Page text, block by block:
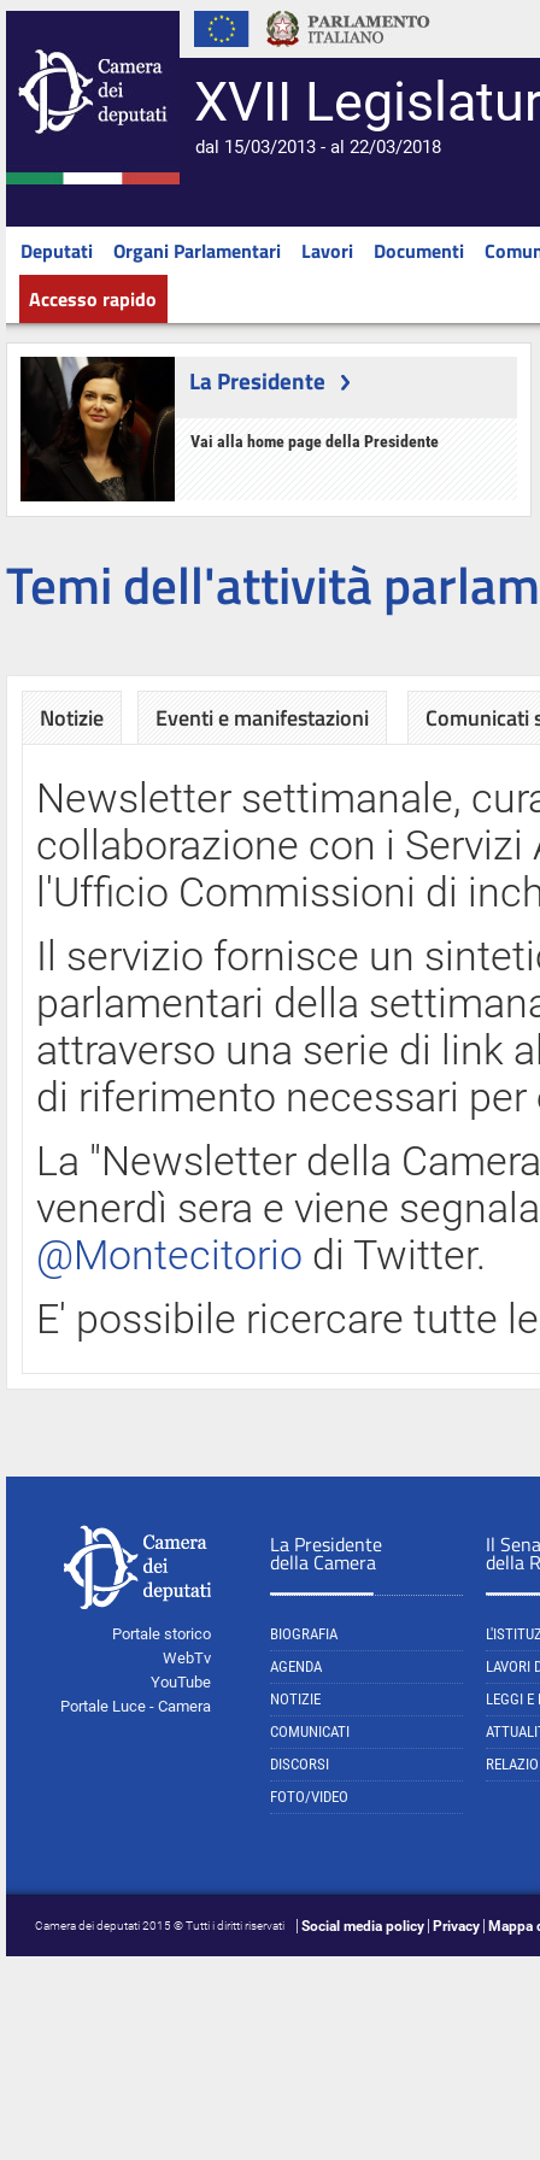
XVII
dal 15/03/2013 - al 22/03/2018
Deputati Organi Parlamentari Lavori Documenti
Accesso rapido
La Presidente
Vai alla home page della Presidente
Temi dell'attività
Notizie Eventi e manifestazioni Comunicati
Newsletter settimanale,
collaborazione con i
l'Ufficio Commissioni di
Il servizio fornisce un
parlamentari della
attraverso una serie di link
di riferimento necessari
La "Newsletter della
venerdì sera e viene
@Montecitorio di Twitter.
E' possibile ricercare tutte
Portale storico
WebTv
YouTube
Portale Luce - Camera
La Presidente
della Camera
BIOGRAFIA
AGENDA
NOTIZIE
COMUNICATI
DISCORSI
FOTO/VIDEO
Il
della
LAVORI
LEGGI E
Camera dei deputati 2015 © Tutti i diritti riservati Social media policy Privacy Mappa